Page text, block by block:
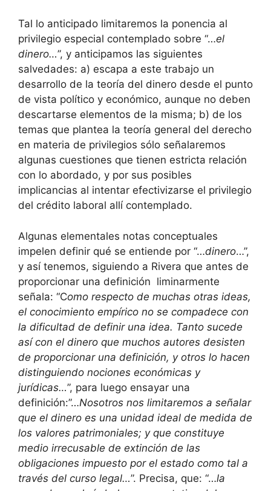
Tal lo anticipado limitaremos la ponencia al
privilegio especial contemplado sobre “…el
dinero…”, y anticipamos las siguientes
salvedades: a) escapa a este trabajo un
desarrollo de la teoría del dinero desde el punto
de vista político y económico, aunque no deben
descartarse elementos de la misma; b) de los
temas que plantea la teoría general del derecho
en materia de privilegios sólo señalaremos
algunas cuestiones que tienen estricta relación
con lo abordado, y por sus posibles
implicancias al intentar efectivizarse el privilegio
del crédito laboral allí contemplado.
Algunas elementales notas conceptuales
impelen definir qué se entiende por “…dinero…”,
y así tenemos, siguiendo a Rivera que antes de
proporcionar una definición liminarmente
señala: “Como respecto de muchas otras ideas,
el conocimiento empírico no se compadece con
la dificultad de definir una idea. Tanto sucede
así con el dinero que muchos autores desisten
de proporcionar una definición, y otros lo hacen
distinguiendo nociones económicas y
jurídicas…”, para luego ensayar una
definición:”…Nosotros nos limitaremos a señalar
que el dinero es una unidad ideal de medida de
los valores patrimoniales; y que constituye
medio irrecusable de extinción de las
obligaciones impuesto por el estado como tal a
través del curso legal…”. Precisa, que: “…la